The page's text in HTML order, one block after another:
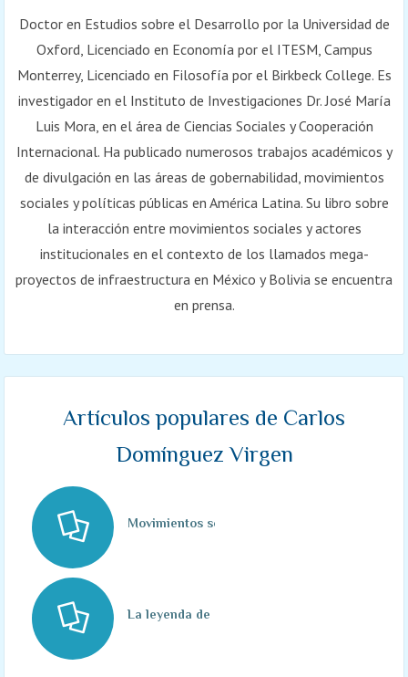
Doctor en Estudios sobre el Desarrollo por la Universidad de
Oxford, Licenciado en Economía por el ITESM, Campus
Monterrey, Licenciado en Filosofía por el Birkbeck College. Es
investigador en el Instituto de Investigaciones Dr. José María
Luis Mora, en el área de Ciencias Sociales y Cooperación
Internacional. Ha publicado numerosos trabajos académicos y
de divulgación en las áreas de gobernabilidad, movimientos
sociales y políticas públicas en América Latina. Su libro sobre
la interacción entre movimientos sociales y actores
institucionales en el contexto de los llamados mega-
proyectos de infraestructura en México y Bolivia se encuentra
en prensa.
Artículos populares de Carlos
Domínguez Virgen
Movimientos sociales, protesta y tecnologías
La leyenda de Mu. Megaproyectos y